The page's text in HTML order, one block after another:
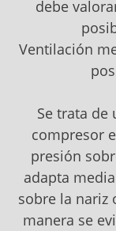
debe
Ventilación
Se trata
compresor
presión
adapta
sobre la nariz
manera se